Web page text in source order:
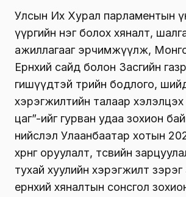
Улсын Их Хурал парламентын
үүргийн нэг болох хяналт,
ажиллагааг эрчимжүүлж,
Ерөнхий сайд болон Засгийн
гишүүдтэй төрийн бодлого,
хэрэгжилтийн талаар хэлэлцэх
цаг”-ийг гурван удаа зохион
нийслэл Улаанбаатар хотын
хөрөнгө оруулалт, төсвийн
тухай хуулийн хэрэгжилт
ерөнхий хяналтын сонсгол